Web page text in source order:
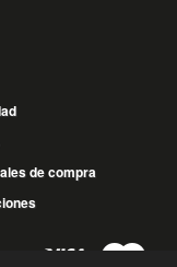
de compra